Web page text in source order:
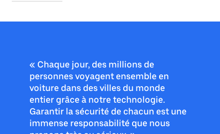
« Chaque jour, des millions de
personnes voyagent ensemble en
voiture dans des villes du monde
entier grâce à notre technologie.
Garantir la sécurité de chacun est une
immense responsabilité que nous